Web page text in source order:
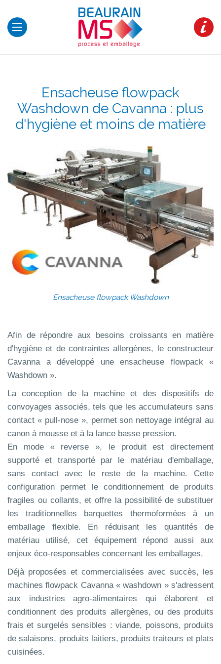
Ensacheuse flowpack
Washdown de Cavanna : plus
d'hygiène et moins de matière
Ensacheuse flowpack Washdown
Afin de répondre aux besoins croissants en matière
d'hygiène et de contraintes allergènes, le constructeur
Cavanna a développé une ensacheuse flowpack «
Washdown ».
La conception de la machine et des dispositifs de
convoyages associés, tels que les accumulateurs sans
contact « pull-nose », permet son nettoyage intégral au
canon à mousse et à la lance basse pression.
En mode « reverse », le produit est directement
supporté et transporté par le matériau d'emballage,
sans contact avec le reste de la machine. Cette
configuration permet le conditionnement de produits
fragiles ou collants, et offre la possibilité de substituer
les traditionnelles barquettes thermoformées à un
emballage flexible. En réduisant les quantités de
matériau utilisé, cet équipement répond aussi aux
enjeux éco-responsables concernant les emballages.
Déjà proposées et commercialisées avec succès, les
machines flowpack Cavanna « washdown » s'adressent
aux industries agro-alimentaires qui élaborent et
conditionnent des produits allergènes, ou des produits
frais et surgelés sensibles : viande, poissons, produits
de salaisons, produits laitiers, produits traiteurs et plats
cuisinées.